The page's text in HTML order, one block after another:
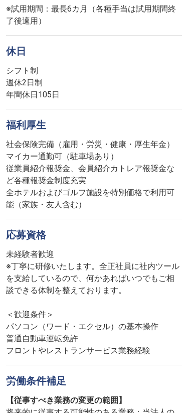
※試用期間：最長6カ月（各種手当は試用期間終
了後適用）
休日
シフト制
週休2日制
年間休日105日
福利厚生
社会保険完備（雇用・労災・健康・厚生年金）
マイカー通勤可（駐車場あり）
従業員紹介報奨金、会員紹介カトレア報奨金な
ど各種報奨金制度充実
全ホテルおよびゴルフ施設を特別価格で利用可
能（家族・友人含む）
応募資格
未経験者歓迎
※丁寧に研修いたします。全正社員に社内ツール
を支給しているので、何かあればいつでもご相
談できる体制を整えております。
＜歓迎条件＞
パソコン（ワード・エクセル）の基本操作
普通自動車運転免許
フロントやレストランサービス業務経験
労働条件補足
【従事すべき業務の変更の範囲】